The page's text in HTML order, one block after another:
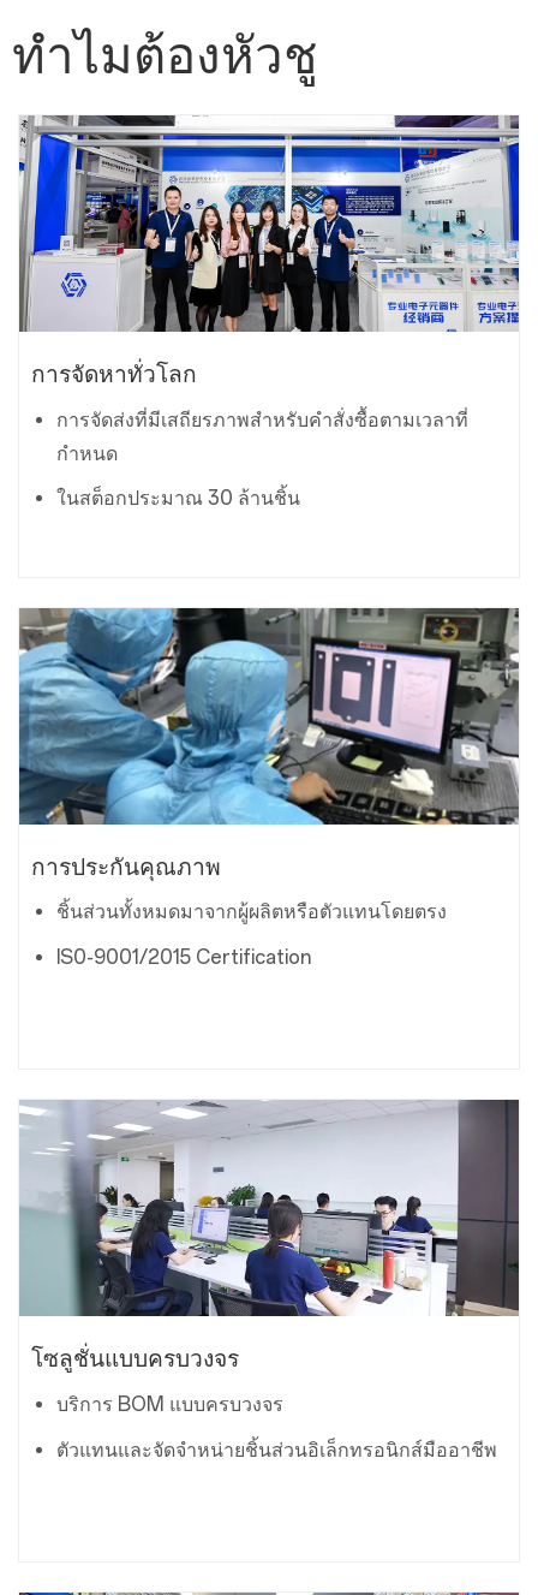
ทำไมต้องหัวชู
การจัดหาทั่วโลก
การจัดส่งที่มีเสถียรภาพสำหรับคำสั่งซื้อตามเวลาที่
กำหนด
ในสต็อกประมาณ 30 ล้านชิ้น
การประกันคุณภาพ
ชิ้นส่วนทั้งหมดมาจากผู้ผลิตหรือตัวแทนโดยตรง
IS0-9001/2015 Certification
โซลูชั่นแบบครบวงจร
บริการ BOM แบบครบวงจร
ตัวแทนและจัดจำหน่ายชิ้นส่วนอิเล็กทรอนิกส์มืออาชีพ